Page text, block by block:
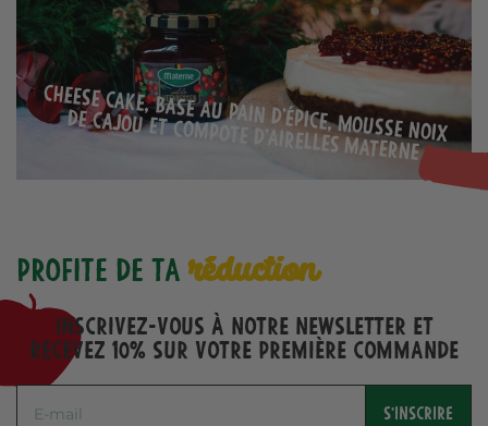
Cheese cake, base au pain d’épice, mousse noix
de cajou et compote d’Airelles Materne
Profite de taréduction
Inscrivez-vous à notre Newsletter et
recevez 10% sur votre première commande
S'INSCRIRE